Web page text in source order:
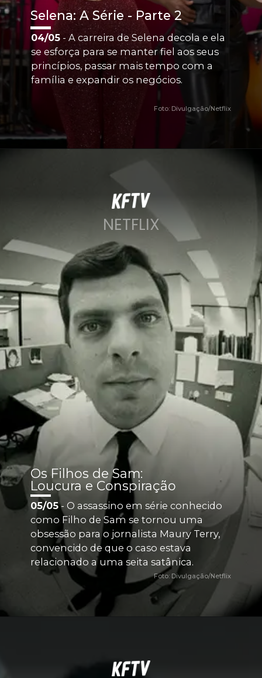
Selena: A Série - Parte 2
04/05 - A carreira de Selena decola e ela
se esforça para se manter fiel aos seus
princípios, passar mais tempo com a
família e expandir os negócios.
Foto: Divulgação/Netflix
Os Filhos de Sam:
Loucura e Conspiração
05/05 - O assassino em série conhecido
como Filho de Sam se tornou uma
obsessão para o jornalista Maury Terry,
convencido de que o caso estava
relacionado a uma seita satânica.
Foto: Divulgação/Netflix
NETFLIX